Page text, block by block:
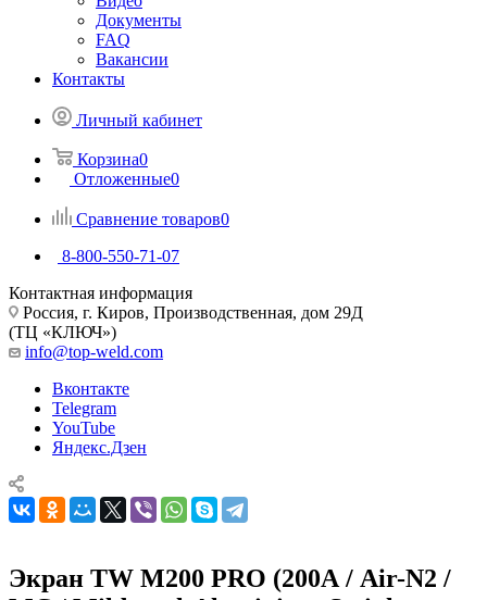
Документы
FAQ
Вакансии
Контакты
Личный кабинет
Корзина0
Отложенные0
Сравнение товаров0
8-800-550-71-07
Контактная информация
Россия, г. Киров, Производственная, дом 29Д
(ТЦ «КЛЮЧ»)
info@top-weld.com
Вконтакте
Telegram
YouTube
Яндекс.Дзен
Экран TW M200 PRO (200А / Air-N2 /